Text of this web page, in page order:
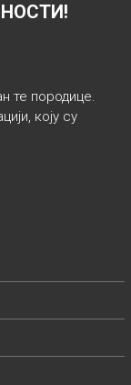
те породице.
коју су